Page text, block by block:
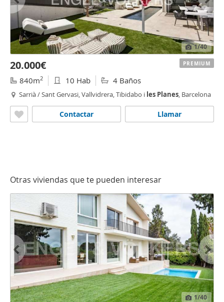
1/40
20.000€
840m2 10 Hab 4 Baños
Sarrià / Sant Gervasi, Vallvidrera, Tibidabo i les Planes, Barcelona
Llamar
Contactar
PREMIUM
Otras viviendas que te pueden interesar
1/40